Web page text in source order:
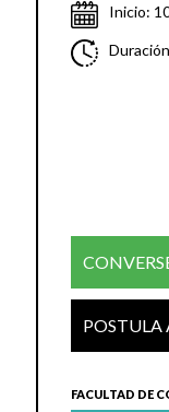
Inicio:
POSTULA
FACULTAD DE